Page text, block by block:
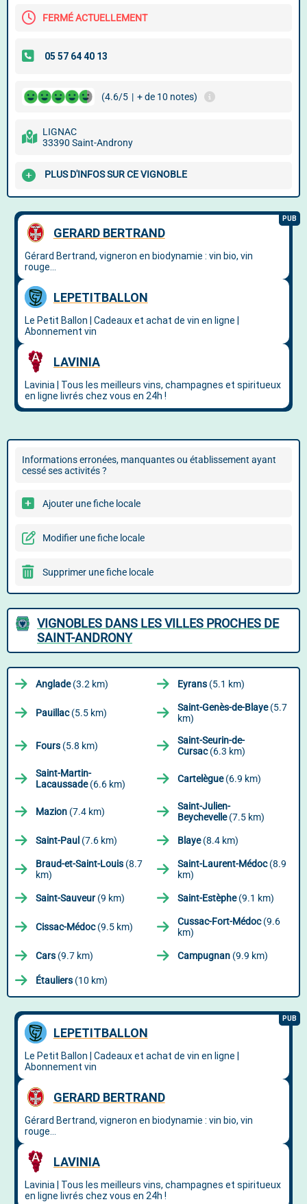
FERMÉ ACTUELLEMENT
(4.6/5 | + de 10 notes)
LIGNAC
33390 Saint-Androny
PLUS D'INFOS SUR CE VIGNOBLE
Informations erronées, manquantes ou établissement ayant
cessé ses activités ?
Ajouter une fiche locale
Modifier une fiche locale
Supprimer une fiche locale
VIGNOBLES DANS LES VILLES PROCHES DE
SAINT-ANDRONY
Anglade(3.2 km) Eyrans (5.1 km)
Pauillac(5.5 km) Saint-Genès-de-Blaye(5.7
km)
Fours (5.8 km)
Saint-Seurin-de-
Cursac(6.3 km)
Saint-Martin-
Lacaussade(6.6 km) Cartelègue(6.9 km)
Mazion (7.4 km)
Saint-Julien-
Beychevelle(7.5 km)
Saint-Paul (7.6 km) Blaye(8.4 km)
Braud-et-Saint-Louis (8.7
km)
Saint-Laurent-Médoc(8.9
km)
Saint-Sauveur(9 km) Saint-Estèphe(9.1 km)
Cissac-Médoc(9.5 km) Cussac-Fort-Médoc(9.6
km)
Cars (9.7 km) Campugnan (9.9 km)
Étauliers (10 km)